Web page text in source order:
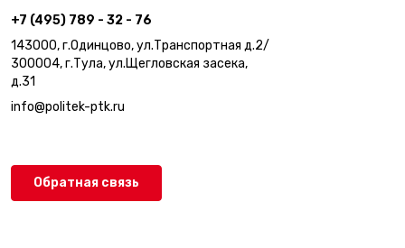
+7 (495) 789 - 32 - 76
143000, г.Одинцово, ул.Транспортная д.2/
300004, г.Тула, ул.Щегловская засека,
д.31
info@politek-ptk.ru
Обратная связь